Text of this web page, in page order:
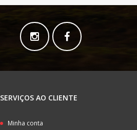
SERVIÇOS AO CLIENTE
Minha conta